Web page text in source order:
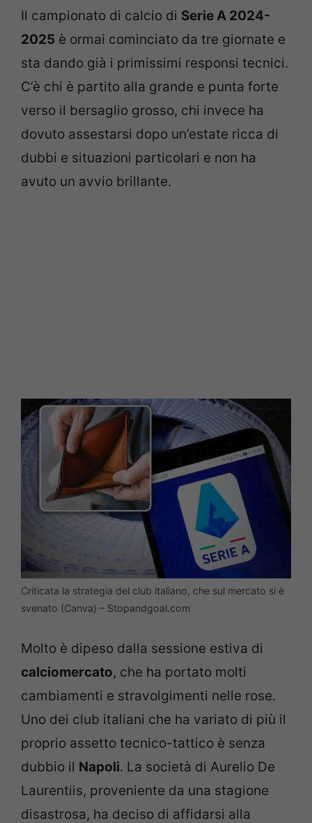
Il campionato di calcio di Serie A 2024-
2025 è ormai cominciato da tre giornate e
sta dando già i primissimi responsi tecnici.
C’è chi è partito alla grande e punta forte
verso il bersaglio grosso, chi invece ha
dovuto assestarsi dopo un’estate ricca di
dubbi e situazioni particolari e non ha
avuto un avvio brillante.
Criticata la strategia del club italiano, che sul mercato si è
svenato (Canva) – Stopandgoal.com
Molto è dipeso dalla sessione estiva di
calciomercato, che ha portato molti
cambiamenti e stravolgimenti nelle rose.
Uno dei club italiani che ha variato di più il
proprio assetto tecnico-tattico è senza
dubbio il Napoli. La società di Aurelio De
Laurentiis, proveniente da una stagione
disastrosa, ha deciso di affidarsi alla